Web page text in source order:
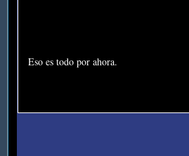
Eso es todo por ahora.